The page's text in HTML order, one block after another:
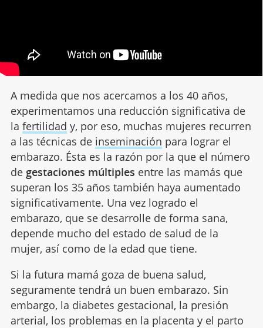
A medida que nos acercamos a los 40 años,
experimentamos una reducción significativa de
la fertilidad y, por eso, muchas mujeres recurren
a las técnicas de inseminación para lograr el
embarazo. Ésta es la razón por la que el número
de gestaciones múltiples entre las mamás que
superan los 35 años también haya aumentado
significativamente. Una vez logrado el
embarazo, que se desarrolle de forma sana,
depende mucho del estado de salud de la
mujer, así como de la edad que tiene.
Si la futura mamá goza de buena salud,
seguramente tendrá un buen embarazo. Sin
embargo, la diabetes gestacional, la presión
arterial, los problemas en la placenta y el parto